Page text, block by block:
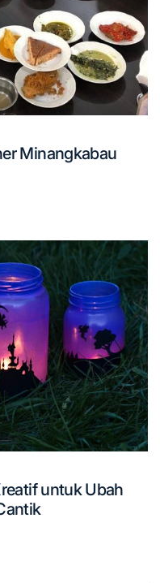
Minangkabau
untuk Ubah